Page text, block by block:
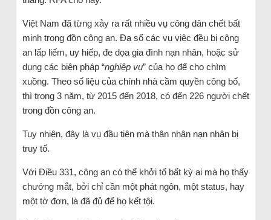
Việt Nam đã từng xảy ra rất nhiều vụ công dân chết bất
minh trong đồn công an. Đa số các vụ việc đều bị công
an lấp liếm, uy hiếp, đe dọa gia đình nạn nhân, hoặc sử
dụng các biện pháp “nghiệp vụ” của họ để cho chìm
xuồng. Theo số liệu của chính nhà cầm quyền công bố,
thì trong 3 năm, từ 2015 đến 2018, có đến 226 người chết
trong đồn công an.
Tuy nhiên, đây là vụ đầu tiên mà thân nhân nạn nhân bị
truy tố.
Với Điều 331, công an có thể khởi tố bất kỳ ai mà họ thấy
chướng mắt, bởi chỉ cần một phát ngôn, một status, hay
một tờ đơn, là đã đủ để họ kết tội.